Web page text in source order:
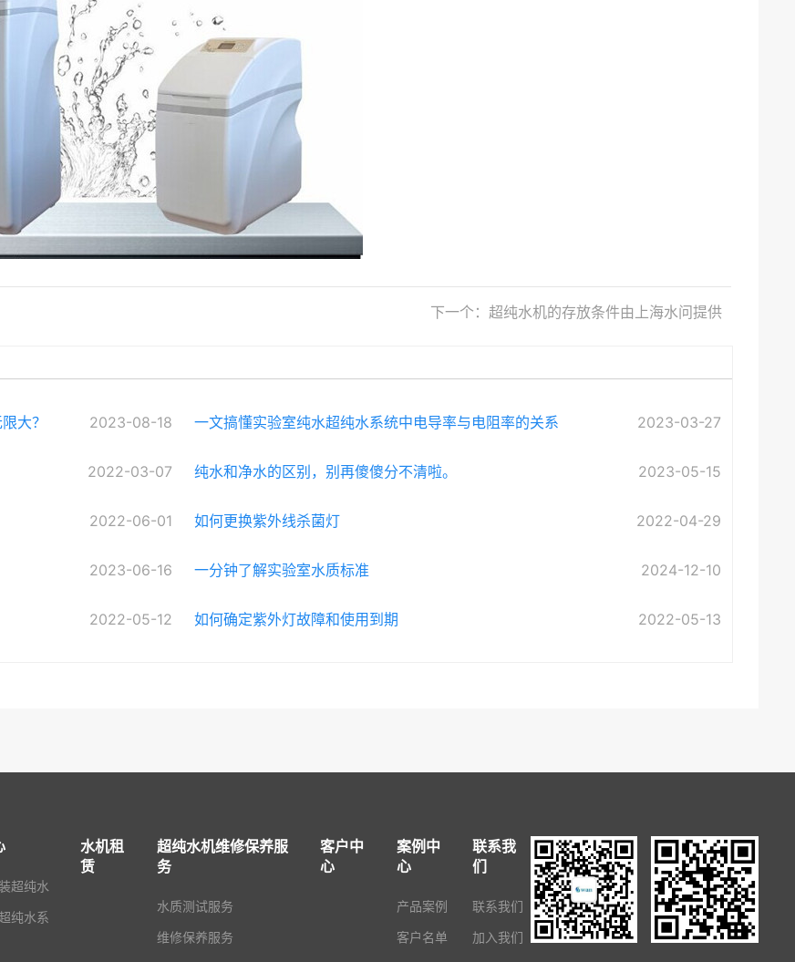
下一个：超纯水机的存放条件由上海水问提供
大？ 2023-08-18 一文搞懂实验室纯水超纯水系统中电导率与电阻率的关系 2023-03-27
2022-03-07 纯水和净水的区别，别再傻傻分不清啦。 2023-05-15
2022-06-01 如何更换紫外线杀菌灯 2022-04-29
2023-06-16 一分钟了解实验室水质标准 2024-12-10
2022-05-12 如何确定紫外灯故障和使用到期 2022-05-13
超纯水
纯水系
水机租
赁
超纯水机维修保养服
务
水质测试服务
维修保养服务
客户中
心
案例中
心
产品案例
客户名单
联系我
们
联系我们
加入我们